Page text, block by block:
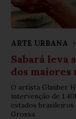
ARTE URBANA
Sabará leva
dos maiores
O artista Glauber
intervenção de
estados brasileiros
Grossa.